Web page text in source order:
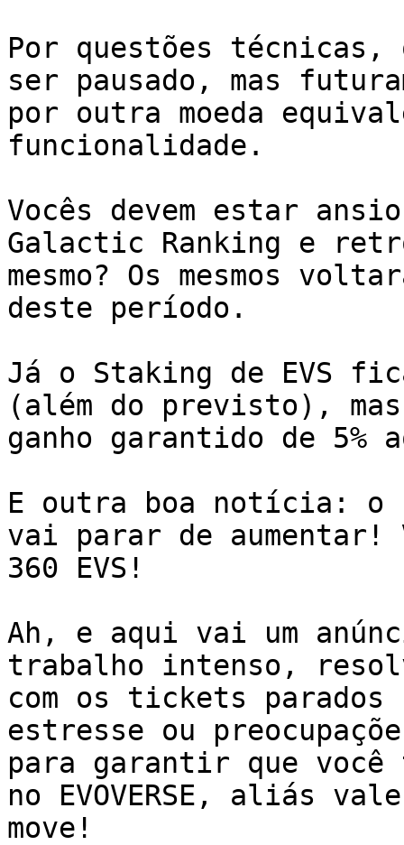
Por questões técnicas,
ser pausado, mas
por outra moeda
funcionalidade.
Vocês devem estar
Galactic Ranking e
mesmo? Os mesmos
deste período.
Já o Staking de EVS
(além do previsto),
ganho garantido de 5%
E outra boa notícia: o
vai parar de aumentar!
360 EVS!
Ah, e aqui vai um
trabalho intenso,
com os tickets parados
estresse ou
para garantir que você
no EVOVERSE, aliás
move!